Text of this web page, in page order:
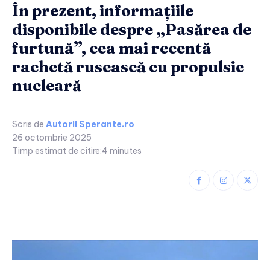
În prezent, informațiile
disponibile despre „Pasărea de
furtună”, cea mai recentă
rachetă rusească cu propulsie
nucleară
Scris de Autorii Sperante.ro
26 octombrie 2025
Timp estimat de citire:4 minutes